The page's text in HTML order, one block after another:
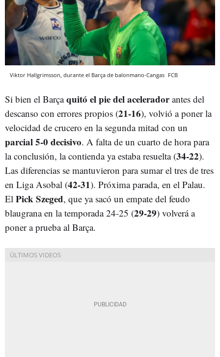
Viktor Hallgrimsson, durante el Barça de balonmano-Cangas FCB
Si bien el Barçaquitó el pie del aceleradorantes del
descanso con errores propios (21-16), volvió a poner la
velocidad de crucero en la segunda mitad con un
parcial 5-0 decisivo. A falta de un cuarto de hora para
la conclusión, la contienda ya estaba resuelta (34-22).
Las diferencias se mantuvieron para sumar el tres de tres
en Liga Asobal (42-31). Próxima parada, en el Palau.
El Pick Szeged, que ya sacó un empate del feudo
blaugrana en la temporada 24-25 (29-29) volverá a
poner a prueba al Barça.